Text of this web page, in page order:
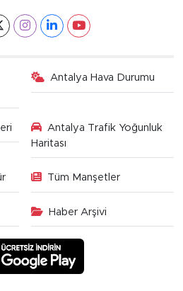
Antalya Hava Durumu
Antalya Trafik Yoğunluk
Haritası
Tüm Manşetler
Haber Arşivi